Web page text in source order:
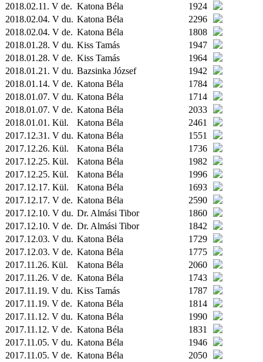
2018.02.11. V de. Katona Béla
1924
2018.02.04. V du. Katona Béla
2296
2018.02.04. V de. Katona Béla
1808
2018.01.28. V du. Kiss Tamás
1947
2018.01.28. V de. Kiss Tamás
1964
2018.01.21. V du. Bazsinka József
1942
2018.01.14. V de. Katona Béla
1784
2018.01.07. V du. Katona Béla
1714
2018.01.07. V de. Katona Béla
2033
2018.01.01. Kül. Katona Béla
2461
2017.12.31. V du. Katona Béla
1551
2017.12.26. Kül. Katona Béla
1736
2017.12.25. Kül. Katona Béla
1982
2017.12.25. Kül. Katona Béla
1996
2017.12.17. Kül. Katona Béla
1693
2017.12.17. V de. Katona Béla
2590
2017.12.10. V du. Dr. Almási Tibor
1860
2017.12.10. V de. Dr. Almási Tibor
1842
2017.12.03. V du. Katona Béla
1729
2017.12.03. V de. Katona Béla
1775
2017.11.26. Kül. Katona Béla
2060
2017.11.26. V de. Katona Béla
1743
2017.11.19. V du. Kiss Tamás
1787
2017.11.19. V de. Katona Béla
1814
2017.11.12. V du. Katona Béla
1990
2017.11.12. V de. Katona Béla
1831
2017.11.05. V du. Katona Béla
1946
2017.11.05. V de. Katona Béla
2050